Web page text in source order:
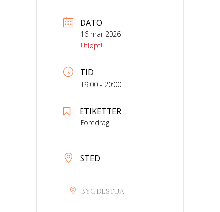
DATO
16 mar 2026
Utløpt!
TID
19:00 - 20:00
ETIKETTER
Foredrag
STED
BYGDESTUA